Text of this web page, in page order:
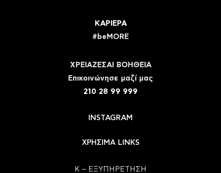
ΚΑΡΙΕΡΑ
#beMORE
ΧΡΕΙΑΖΕΣΑΙ ΒΟΗΘΕΙΑ
Eπικοινώνησε μαζί μας
210 28 99 999
INSTAGRAM
ΧΡΗΣΙΜΑ LINKS
Κ – ΕΞΥΠΗΡΕΤΗΣΗ